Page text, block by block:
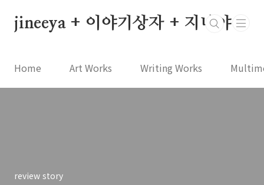
jineeya + 이야기상자 + 지니야
Home Art Works Writing Works
review story